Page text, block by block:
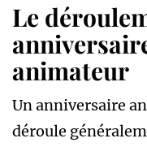
Le
animateur
Un anniversaire
déroule